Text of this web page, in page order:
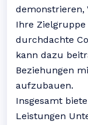
demonstrieren,
Ihre
durchdachte
kann dazu
Beziehungen
aufzubauen.
Insgesamt
Leistungen